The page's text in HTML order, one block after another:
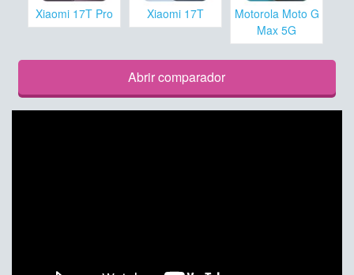
Xiaomi 17T Pro Xiaomi 17T
Motorola Moto G
Max 5G
Abrir comparador